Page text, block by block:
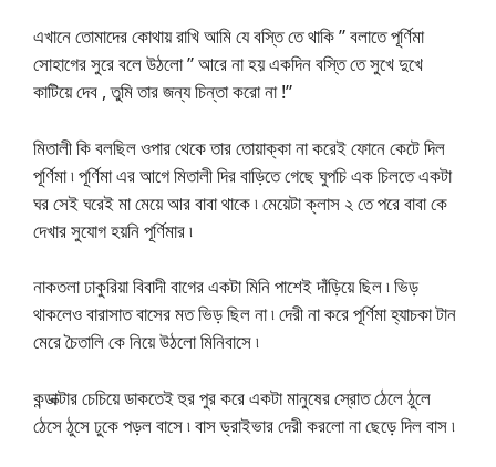
এখানে তোমাদের কোথায় রাখি আমি যে বস্তি তে থাকি ” বলাতে পূর্ণিমা
সোহাগের সুরে বলে উঠলো ” আরে না হয় একদিন বস্তি তে সুখে দুখে
কাটিয়ে দেব , তুমি তার জন্য চিন্তা করো না !”
মিতালী কি বলছিল ওপার থেকে তার তোয়াক্কা না করেই ফোনে কেটে দিল
পূর্ণিমা ৷ পূর্ণিমা এর আগে মিতালী দির বাড়িতে গেছে ঘুপচি এক চিলতে একটা
ঘর সেই ঘরেই মা মেয়ে আর বাবা থাকে ৷ মেয়েটা ক্লাস ২ তে পরে বাবা কে
দেখার সুযোগ হয়নি পূর্ণিমার ৷
নাকতলা ঢাকুরিয়া বিবাদী বাগের একটা মিনি পাশেই দাঁড়িয়ে ছিল ৷ ভিড়
থাকলেও বারাসাত বাসের মত ভিড় ছিল না ৷ দেরী না করে পূর্ণিমা হ্যাচকা টান
মেরে চৈতালি কে নিয়ে উঠলো মিনিবাসে ৷
কন্ডাক্টার চেচিয়ে ডাকতেই হুর পুর করে একটা মানুষের স্রোত ঠেলে ঠুলে
ঠেসে ঠুসে ঢুকে পড়ল বাসে ৷ বাস ড্রাইভার দেরী করলো না ছেড়ে দিল বাস ৷